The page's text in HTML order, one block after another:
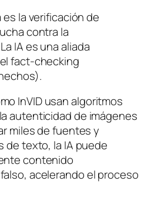
es la verificación de
contra la
IA es una aliada
fact-checking
InVID usan algoritmos
autenticidad de imágenes
miles de fuentes y
de texto, la IA puede
contenido
acelerando el proceso